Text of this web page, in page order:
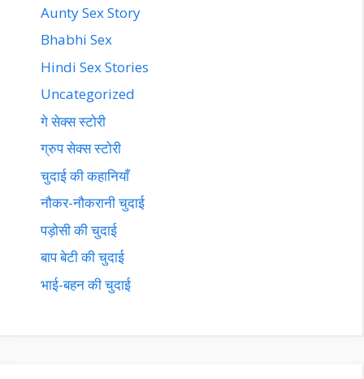
Aunty Sex Story
Bhabhi Sex
Hindi Sex Stories
Uncategorized
गे सेक्स स्टोरी
ग्रुप सेक्स स्टोरी
चुदाई की कहानियाँ
नौकर-नौकरानी चुदाई
पड़ोसी की चुदाई
बाप बेटी की चुदाई
भाई-बहन की चुदाई